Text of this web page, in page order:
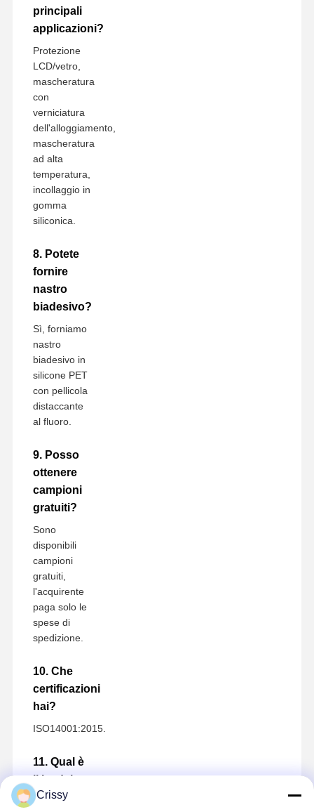
principali
applicazioni?
Protezione
LCD/vetro,
mascheratura
con
verniciatura
dell'alloggiamento,
mascheratura
ad alta
temperatura,
incollaggio in
gomma
siliconica.
8. Potete
fornire
nastro
biadesivo?
Sì, forniamo
nastro
biadesivo in
silicone PET
con pellicola
distaccante
al fluoro.
9. Posso
ottenere
campioni
gratuiti?
Sono
disponibili
campioni
gratuiti,
l'acquirente
paga solo le
spese di
spedizione.
10. Che
certificazioni
hai?
ISO14001:2015.
11. Qual è
il lead time
di
Crissy